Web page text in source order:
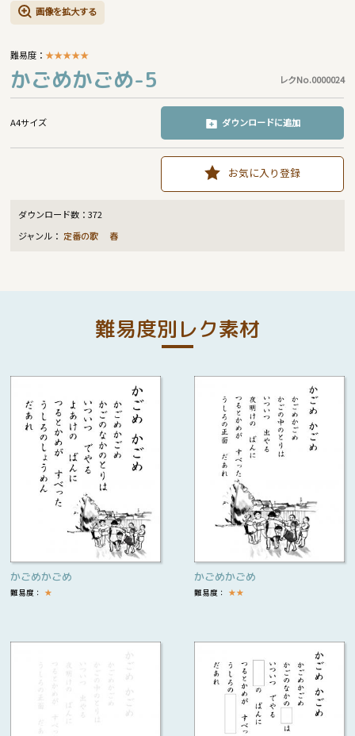
画像を拡大する
難易度：★★★★★
かごめかごめ-5 レクNo.0000024
A4サイズ ダウンロードに追加
お気に入り登録
ダウンロード数：372
ジャンル： 定番の歌 春
難易度別レク素材
かごめかごめ
難易度： ★
かごめかごめ
難易度： ★★